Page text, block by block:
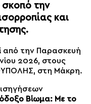
σκοπό την
και
από την Παρασκευή
2026, στους
στη Μάκρη.
Βίωμα: Με το